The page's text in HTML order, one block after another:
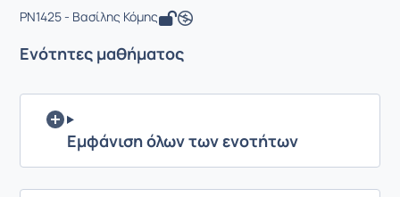
PN1425 - Βασίλης Κόμης
Ενότητες μαθήματος
Εμφάνιση όλων των ενοτήτων